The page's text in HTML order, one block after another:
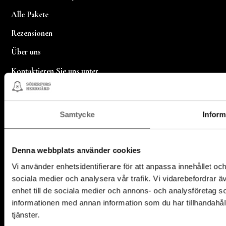
Samtycke
Denna webbplats använder cookies
Vi använder enhetsidentifierare för att anpassa innehållet
sociala medier och analysera vår trafik. Vi vidarebefordrar
enhet till de sociala medier och annons- och analysföretag
informationen med annan information som du har
tjänster.
Alle Pakete
Rezensionen
Über uns
Kontaktieren Sie uns unter
Zusammenarbeit mit uns
Söderfors Herrgård 1, 815 76
Söderfors
+46 293 76 10 20
info@soderforsherrgard.com
Datenschutzbestimmungen